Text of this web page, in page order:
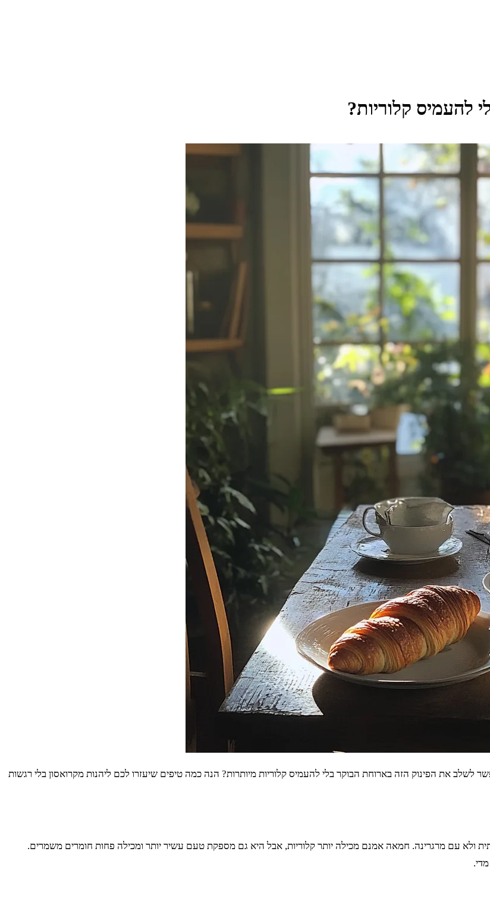
להעמיס קלוריות?
לשלב את הפינוק הזה בארוחת הבוקר בלי להעמיס קלוריות מיותרות? הנה כמה טיפים שיעזרו לכם ליהנות מקרואסון בלי רגשות
ולא עם מרגרינה. חמאה אמנם מכילה יותר קלוריות, אבל היא גם מספקת טעם עשיר יותר ומכילה פחות חומרים משמרים.